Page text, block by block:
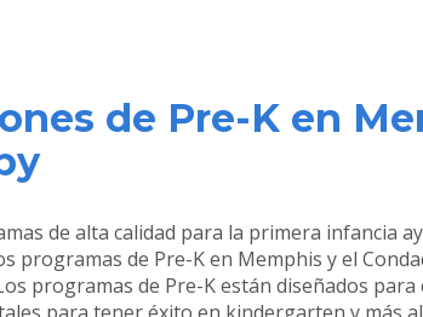
de Pre-K en
de alta calidad para la primera infancia
programas de Pre-K en Memphis y el
programas de Pre-K están diseñados
para tener éxito en kindergarten y más